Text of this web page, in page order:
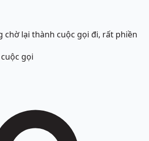
chờ lại thành cuộc gọi đi, rất phiền
gọi